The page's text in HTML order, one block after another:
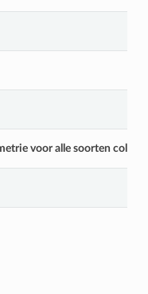
voor alle soorten